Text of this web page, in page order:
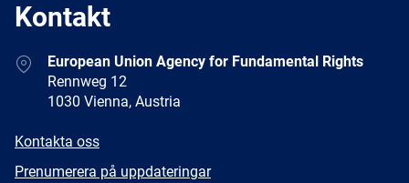
Kontakt
AddressEuropean Union Agency for Fundamental Rights
Rennweg 12
1030 Vienna, Austria
E-
Kontakta oss
Newsletter
Prenumerera på uppdateringar